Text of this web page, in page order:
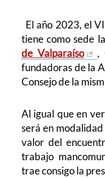
El año 2023, el
tiene como sede la
de Valparaíso
,
fundadoras de la
Consejo de la
Al igual que en
será en
valor del
trabajo
trae consigo la